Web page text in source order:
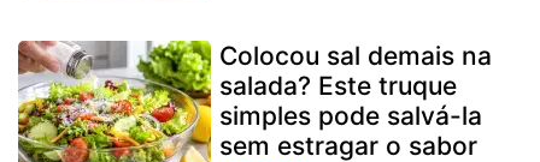
Colocou sal demais na
salada? Este truque
simples pode salvá-la
sem estragar o sabor